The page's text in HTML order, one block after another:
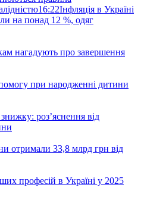
16:22Інфляція в Україні
на понад 12 %, одяг
нагадують про завершення
при народженні дитини
роз’яснення від
отримали 33,8 млрд грн від
професій в Україні у 2025